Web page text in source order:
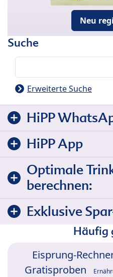
Neu
Suche
Erweiterte Suche
HiPP
HiPP App
Optimale
berechnen:
Exklusive
Häufig
Eisprung-
Gratisproben